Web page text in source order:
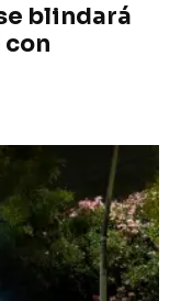
blindará
con